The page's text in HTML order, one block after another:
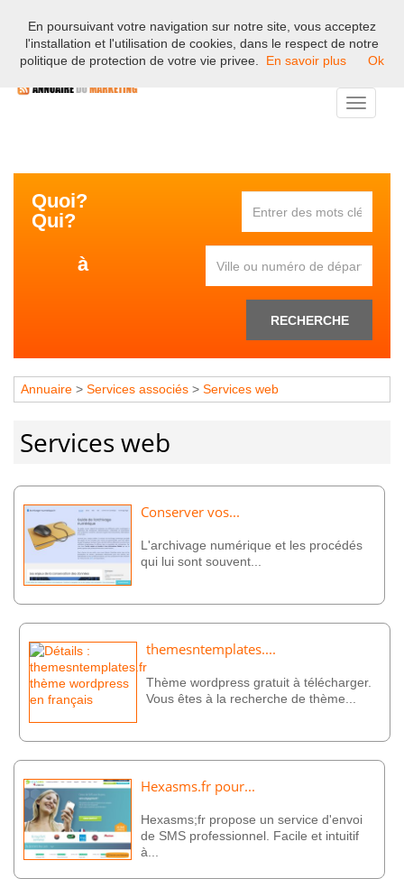
Bienvenue sur l'annuaire professionnel du marketing et de la
communication en France.
Toggle
Quoi?
Qui?
à
RECHERCHE
Annuaire > Services associés > Services web
Services web
Conserver vos...
L'archivage numérique et les procédés
qui lui sont souvent...
themesntemplates....
Thème wordpress gratuit à télécharger.
Vous êtes à la recherche de thème...
Hexasms.fr pour...
Hexasms;fr propose un service d'envoi
de SMS professionnel. Facile et intuitif
à...
En poursuivant votre navigation sur notre site, vous acceptez
l'installation et l'utilisation de cookies, dans le respect de notre
politique de protection de votre vie privee.
En savoir plus Ok